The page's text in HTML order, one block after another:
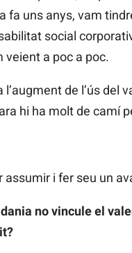
uns anys, vam
social
veient a poc a poc.
de l’ús del
hi ha molt de camí
i fer seu un
no vincule el